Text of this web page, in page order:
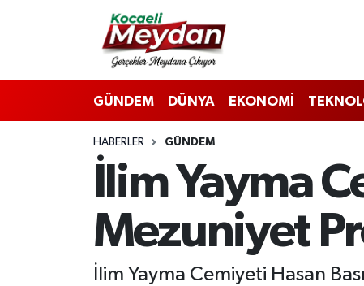
GÜNDEM DÜNYA EKONOMİ
HABERLER GÜNDEM
İlim Yayma
Mezuniyet
İlim Yayma Cemiyeti Hasan
Nöbetçi Eczaneler
Hava Durumu
Trafik Durumu
Süper Lig Puan Durumu ve Fikstür
Tüm Manşetler
Son Dakika Haberleri